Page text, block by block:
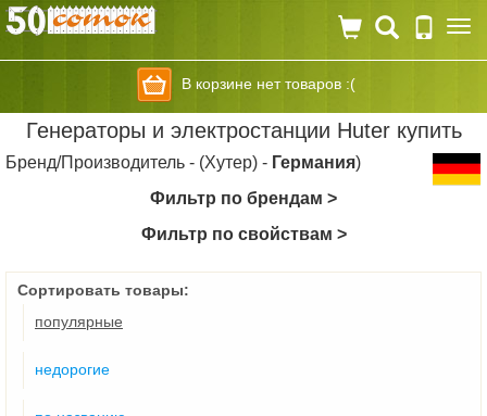
В корзине нет товаров :(
Генераторы и электростанции Huter купить
Бренд/Производитель - (Хутер) - Германия)
Фильтр по брендам >
Фильтр по свойствам >
Сортировать товары:
популярные
недорогие